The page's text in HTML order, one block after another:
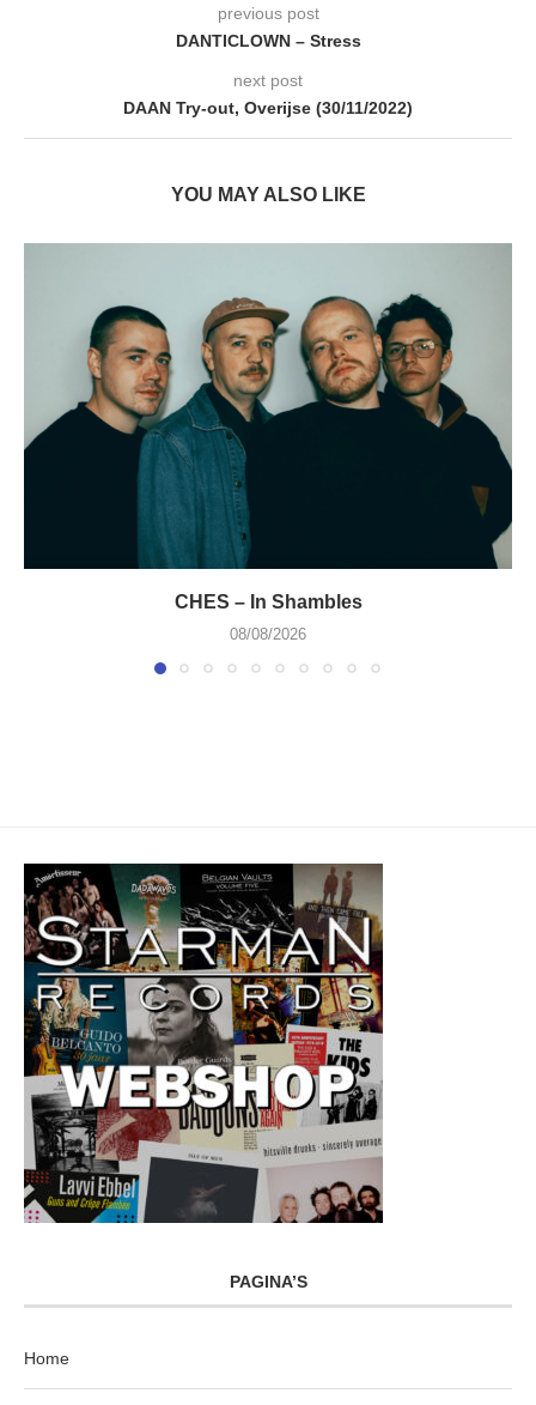
previous post
DANTICLOWN – Stress
next post
DAAN Try-out, Overijse (30/11/2022)
YOU MAY ALSO LIKE
CHES – In Shambles
08/08/2026
PAGINA’S
Home